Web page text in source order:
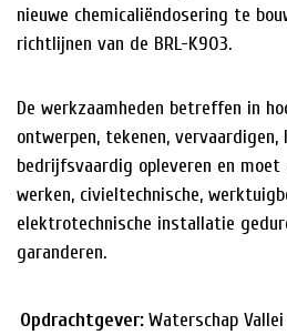
NIEUWS
nieuwe chemicaliëndosering te
richtlijnen van de BRL-K903.
De werkzaamheden betreffen in
ontwerpen, tekenen, vervaardigen,
bedrijfsvaardig opleveren en moet
werken, civieltechnische,
elektrotechnische installatie
garanderen.
Opdrachtgever:Waterschap